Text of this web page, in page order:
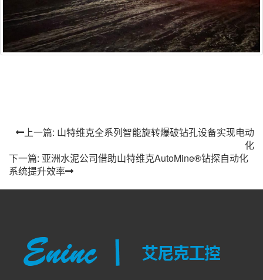
上一篇: 山特维克全系列智能旋转爆破钻孔设备实现电动
化
下一篇: 亚洲水泥公司借助山特维克AutoMine®钻探自动化
系统提升效率